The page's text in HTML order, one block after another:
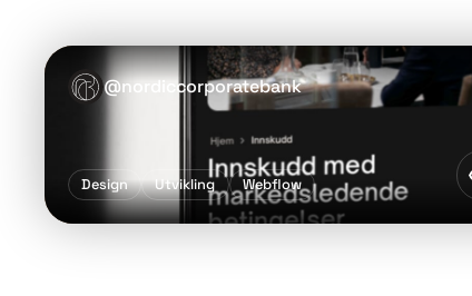
@nordiccorporatebank
Design Utvikling Webflow